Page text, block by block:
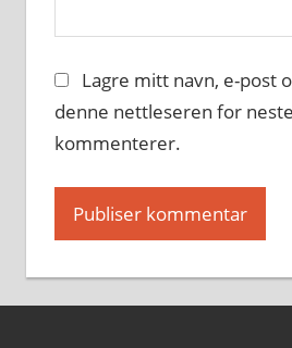
Lagre mitt navn, e-post
denne nettleseren for
kommenterer.